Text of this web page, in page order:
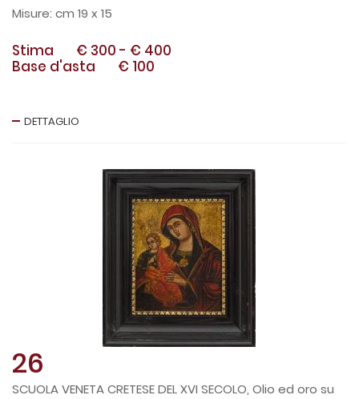
cm 19 x 15
Stima € 300 - € 400
Base d'asta
€ 100
DETTAGLIO
26
SCUOLA VENETA CRETESE DEL XVI SECOLO, Olio ed oro su